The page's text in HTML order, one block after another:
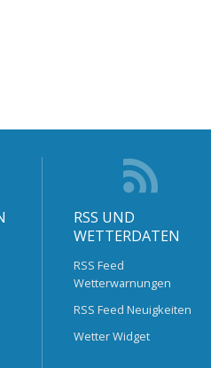
RSS UND
WETTERDATEN
RSS Feed
Wetterwarnungen
RSS Feed Neuigkeiten
Wetter Widget